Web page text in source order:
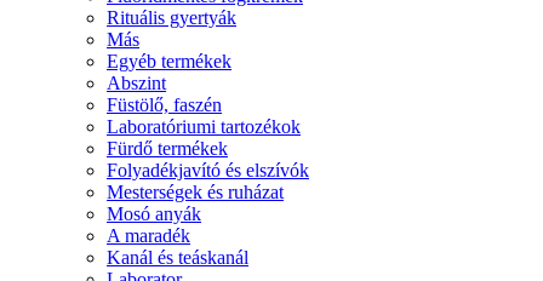
Rituális gyertyák
Más
Egyéb termékek
Abszint
Füstölő, faszén
Laboratóriumi tartozékok
Fürdő termékek
Folyadékjavító és elszívók
Mesterségek és ruházat
Mosó anyák
A maradék
Kanál és teáskanál